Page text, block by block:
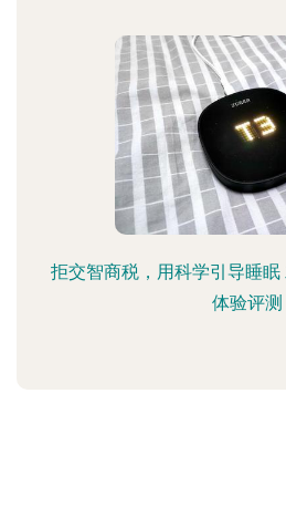
拒交智商税，用科学引导睡
体验评测